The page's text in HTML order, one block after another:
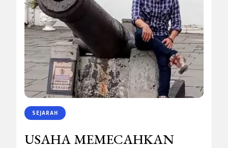
SEJARAH
USAHA MEMECAHKAN